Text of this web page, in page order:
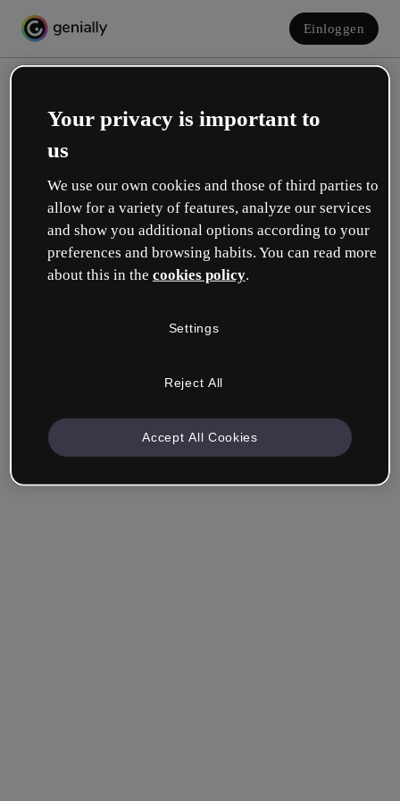
Einloggen
Erstelle dein kostenloses Konto!
Was beschreibt deine Rolle am besten?
Unternehmen & Professionals
einem anderen Bereich.
Your privacy is important to
us
We use our own cookies and those of third parties to
allow for a variety of features, analyze our services
and show you additional options according to your
preferences and browsing habits. You can read more
about this in the cookies policy.
Settings
Reject All
Accept All Cookies